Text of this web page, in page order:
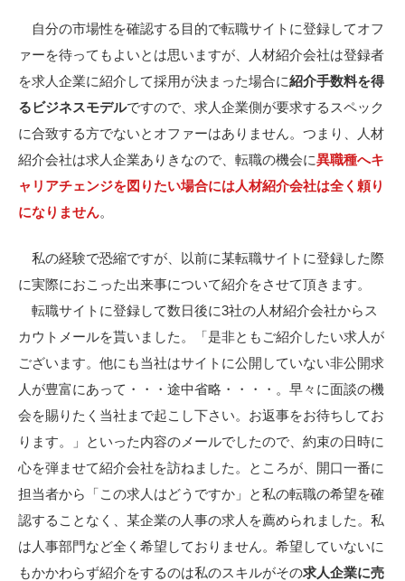
自分の市場性を確認する目的で転職サイトに登録してオフ
ァーを待ってもよいとは思いますが、人材紹介会社は登録者
を求人企業に紹介して採用が決まった場合に紹介手数料を得
るビジネスモデルですので、求人企業側が要求するスペック
に合致する方でないとオファーはありません。つまり、人材
紹介会社は求人企業ありきなので、転職の機会に異職種へキ
ャリアチェンジを図りたい場合には人材紹介会社は全く頼り
になりません。
私の経験で恐縮ですが、以前に某転職サイトに登録した際
に実際におこった出来事について紹介をさせて頂きます。
転職サイトに登録して数日後に3社の人材紹介会社からス
カウトメールを貰いました。「是非ともご紹介したい求人が
ございます。他にも当社はサイトに公開していない非公開求
人が豊富にあって・・・途中省略・・・・。早々に面談の機
会を賜りたく当社まで起こし下さい。お返事をお待ちしてお
ります。」といった内容のメールでしたので、約束の日時に
心を弾ませて紹介会社を訪ねました。ところが、開口一番に
担当者から「この求人はどうですか」と私の転職の希望を確
認することなく、某企業の人事の求人を薦められました。私
は人事部門など全く希望しておりません。希望していないに
もかかわらず紹介をするのは私のスキルがその求人企業に売